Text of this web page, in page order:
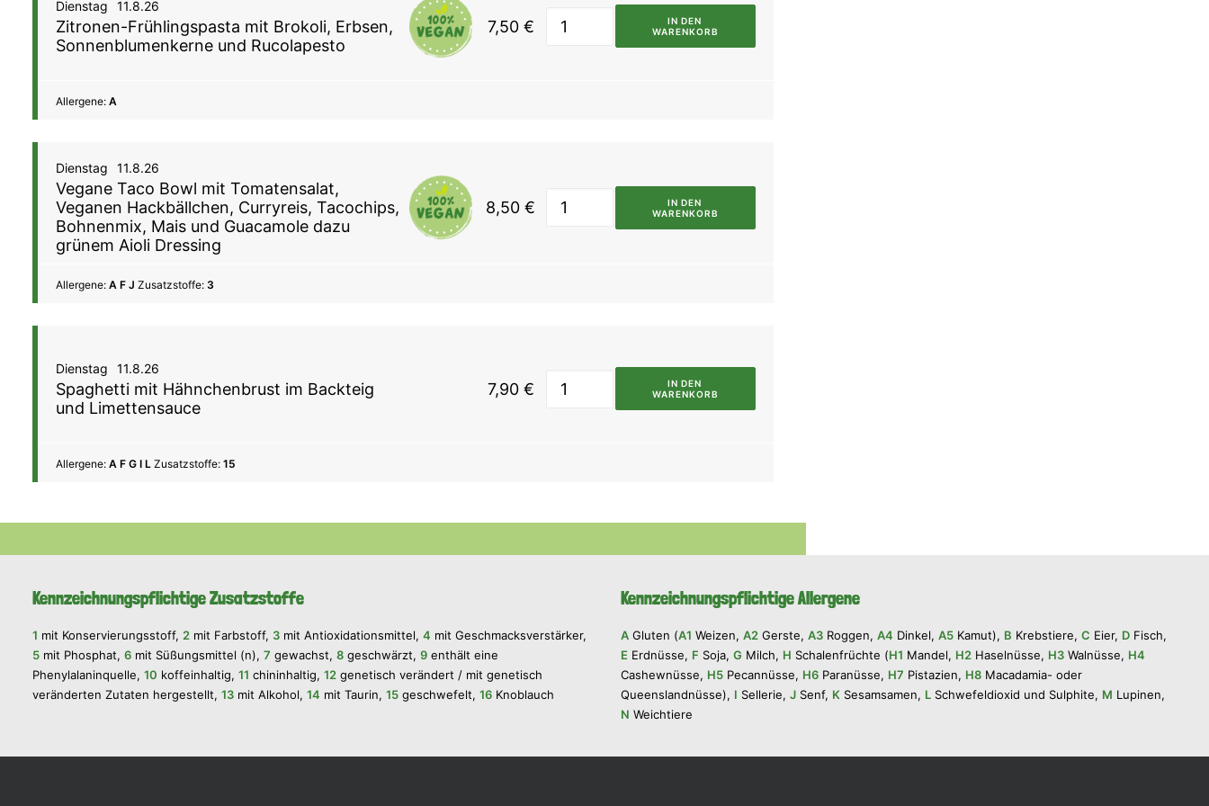
Dienstag 11.8.26
Zitronen-Frühlingspasta mit Brokoli, Erbsen,
Sonnenblumenkerne und Rucolapesto
7,50 €
IN DEN
WARENKORB
Allergene: A
Dienstag 11.8.26
Vegane Taco Bowl mit Tomatensalat,
Veganen Hackbällchen, Curryreis, Tacochips,
Bohnenmix, Mais und Guacamole dazu
grünem Aioli Dressing
8,50€
IN DEN
WARENKORB
Allergene: A F J Zusatzstoffe: 3
Dienstag 11.8.26
Spaghetti mit Hähnchenbrust im Backteig
und Limettensauce
7,90 €
IN DEN
WARENKORB
Allergene: A F G I L Zusatzstoffe: 15
Kennzeichnungspflichtige Zusatzstoffe
1 mit Konservierungsstoff, 2 mit Farbstoff, 3 mit Antioxidationsmittel, 4 mit Geschmacksverstärker,
5 mit Phosphat, 6 mit Süßungsmittel (n), 7 gewachst, 8 geschwärzt, 9 enthält eine
Phenylalaninquelle, 10 koffeinhaltig, 11 chininhaltig, 12 genetisch verändert / mit genetisch
veränderten Zutaten hergestellt, 13 mit Alkohol, 14 mit Taurin, 15 geschwefelt, 16 Knoblauch
Kennzeichnungspflichtige Allergene
A Gluten (A1 Weizen, A2 Gerste, A3 Roggen, A4 Dinkel, A5 Kamut), B Krebstiere, C Eier, D Fisch,
E Erdnüsse, F Soja, G Milch, H Schalenfrüchte (H1 Mandel, H2 Haselnüsse, H3 Walnüsse, H4
Cashewnüsse, H5 Pecannüsse, H6 Paranüsse, H7 Pistazien, H8 Macadamia- oder
Queenslandnüsse), I Sellerie, J Senf, K Sesamsamen, L Schwefeldioxid und Sulphite, M Lupinen,
N Weichtiere